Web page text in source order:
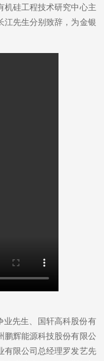
机硅工程技术研究中心主
江先生分别致辞，为金银
先生、国轩高科股份有
鹏辉能源科技股份有限公
有限公司总经理罗发艺先